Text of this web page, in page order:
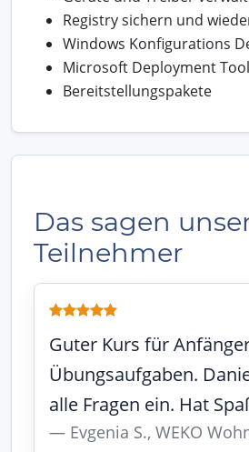
Registry sichern und
Windows Konfigurations
Microsoft Deployment
Bereitstellungspakete
Das sagen
Teilnehmer
Guter Kurs für
Übungsaufgaben.
alle Fragen ein. Hat
Evgenia S., WEKO